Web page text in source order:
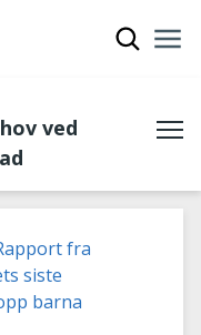
ved
fra
siste
barna